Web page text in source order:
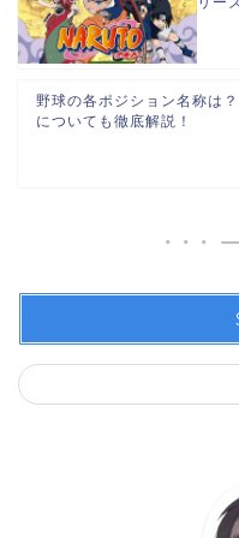
野球の各ポジション名称は
についても徹底解説！